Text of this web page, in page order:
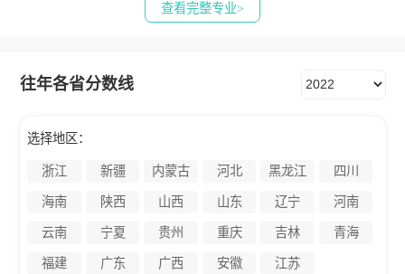
查看完整专业>
往年各省分数线
选择地区：
浙江 新疆 内蒙古 河北 黑龙江 四川
海南 陕西 山西 山东 辽宁 河南
云南 宁夏 贵州 重庆 吉林 青海
福建 广东 广西 安徽 江苏